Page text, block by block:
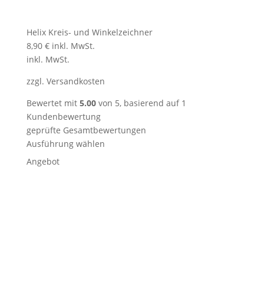
Helix Kreis- und Winkelzeichner
8,90 € inkl. MwSt.
inkl. MwSt.
zzgl. Versandkosten
Bewertet mit 5.00von 5, basierend auf 1
Kundenbewertung
geprüfte Gesamtbewertungen
Ausführung wählen
AngebotProdukt